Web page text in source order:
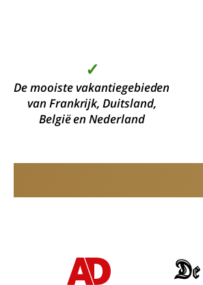
✓
De mooiste vakantiegebieden
van Frankrijk, Duitsland,
België en Nederland